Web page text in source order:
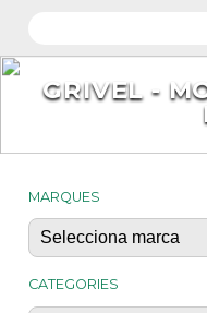
GRIVEL -
MARQUES
CATEGORIES